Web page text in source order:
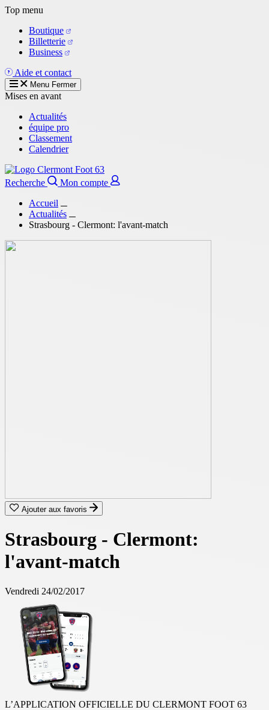
Aller
contenu
principal
Top menu
Boutique
Billetterie
Business
Aide et contact
Menu Fermer
Mises en avant
Actualités
équipe pro
Classement
Calendrier
Recherche
Mon compte
Accueil
Actualités
Strasbourg - Clermont: l'avant-match
Ajouter aux favoris
Strasbourg - Clermont:
l'avant-match
Vendredi 24/02/2017
L’APPLICATION OFFICIELLE DU CLERMONT FOOT 63